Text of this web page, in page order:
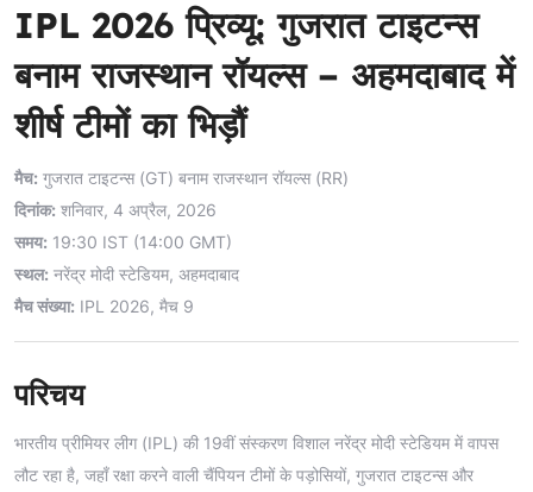
IPL 2026 प्रिव्यू: गुजरात टाइटन्स
बनाम राजस्थान रॉयल्स – अहमदाबाद में
शीर्ष टीमों का भिड़ौं
मैच: गुजरात टाइटन्स (GT) बनाम राजस्थान रॉयल्स (RR)
दिनांक: शनिवार, 4 अप्रैल, 2026
समय: 19:30 IST (14:00 GMT)
स्थल: नरेंद्र मोदी स्टेडियम, अहमदाबाद
मैच संख्या: IPL 2026, मैच 9
परिचय
भारतीय प्रीमियर लीग (IPL) की 19वीं संस्करण विशाल नरेंद्र मोदी स्टेडियम में वापस
लौट रहा है, जहाँ रक्षा करने वाली चैंपियन टीमों के पड़ोसियों, गुजरात टाइटन्स और